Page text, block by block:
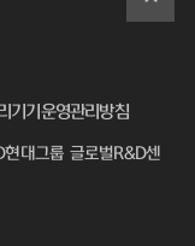
기기운영관리방침
대그룹 글로벌R&D센